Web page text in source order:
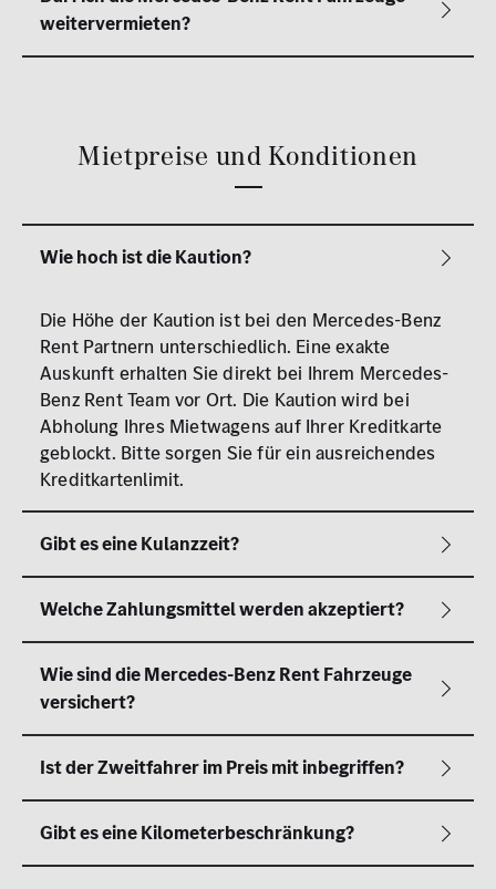
Mietpreise und Konditionen
Die Höhe der Kaution ist bei den Mercedes-Benz
Rent Partnern unterschiedlich. Eine exakte
Auskunft erhalten Sie direkt bei Ihrem Mercedes-
Benz Rent Team vor Ort. Die Kaution wird bei
Abholung Ihres Mietwagens auf Ihrer Kreditkarte
geblockt. Bitte sorgen Sie für ein ausreichendes
Kreditkartenlimit.